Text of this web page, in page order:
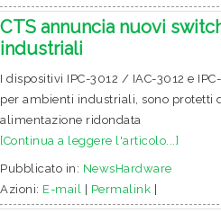
CTS annuncia nuovi
industriali
I dispositivi IPC-3012 / IAC-3012 e
per ambienti industriali, sono protetti
alimentazione ridondata
[Continua a leggere l'articolo...]
Pubblicato in: NewsHardware
Azioni: E-mail Permalink